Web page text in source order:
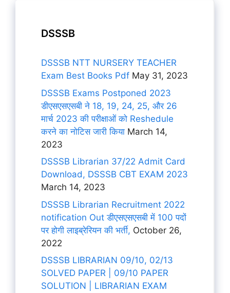
DSSSB
DSSSB NTT NURSERY TEACHER
Exam Best Books Pdf May 31, 2023
DSSSB Exams Postponed 2023
डीएसएसएसबी ने 18, 19, 24, 25, और 26
मार्च 2023 की परीक्षाओं को Reshedule
करने का नोटिस जारी किया March 14,
2023
DSSSB Librarian 37/22 Admit Card
Download, DSSSB CBT EXAM 2023
March 14, 2023
DSSSB Librarian Recruitment 2022
notification Out डीएसएसएसबी में 100 पदों
पर होगी लाइब्रेरियन की भर्ती, October 26,
2022
DSSSB LIBRARIAN 09/10, 02/13
SOLVED PAPER | 09/10 PAPER
SOLUTION | LIBRARIAN EXAM